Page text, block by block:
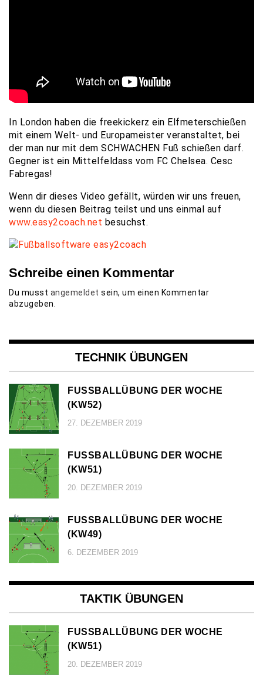
In London haben die freekickerz ein Elfmeterschießen
mit einem Welt- und Europameister veranstaltet, bei
der man nur mit dem SCHWACHEN Fuß schießen darf.
Gegner ist ein Mittelfeldass vom FC Chelsea. Cesc
Fabregas!
Wenn dir dieses Video gefällt, würden wir uns freuen,
wenn du diesen Beitrag teilst und uns einmal auf
www.easy2coach.net besuchst.
Schreibe einen Kommentar
Du musst angemeldet sein, um einen Kommentar
abzugeben.
TECHNIK ÜBUNGEN
FUSSBALLÜBUNG DER WOCHE (
KW52)
27. DEZEMBER 2019
FUSSBALLÜBUNG DER WOCHE (
KW51)
20. DEZEMBER 2019
FUSSBALLÜBUNG DER WOCHE (
KW49)
6. DEZEMBER 2019
TAKTIK ÜBUNGEN
FUSSBALLÜBUNG DER WOCHE (
KW51)
20. DEZEMBER 2019